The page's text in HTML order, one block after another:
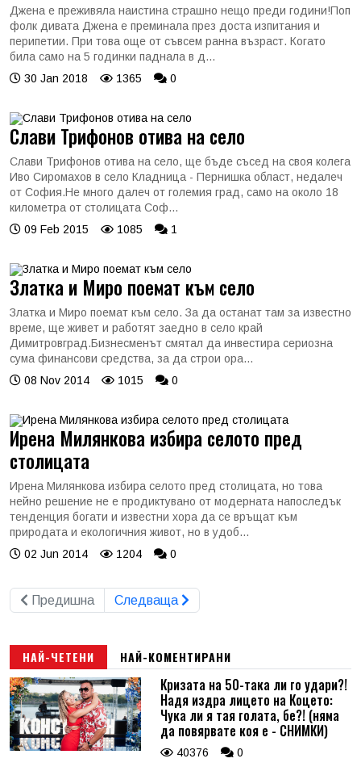
Джена е преживяла наистина страшно нещо преди години!Поп
фолк дивата Джена е преминала през доста изпитания и
перипетии. При това още от съвсем ранна възраст. Когато
била само на 5 годинки паднала в д...
30 Jan 2018
1365 0
Слави Трифонов отива на село
Слави Трифонов отива на село, ще бъде съсед на своя колега
Иво Сиромахов в село Кладница - Пернишка област, недалеч
от София.Не много далеч от големия град, само на около 18
километра от столицата Соф...
09 Feb 2015
1085 1
Златка и Миро поемат към село
Златка и Миро поемат към село. За да останат там за известно
време, ще живет и работят заедно в село край
Димитровград.Бизнесменът смятал да инвестира сериозна
сума финансови средства, за да строи ора...
08 Nov 2014
1015 0
Ирена Милянкова избира селото пред
столицата
Ирена Милянкова избира селото пред столицата, но това
нейно решение не е продиктувано от модерната напоследък
тенденция богати и известни хора да се връщат към
природата и екологичния живот, но в удоб...
02 Jun 2014
1204 0
Предишна Следваща
НАЙ-ЧЕТЕНИ НАЙ-КОМЕНТИРАНИ
Кризата на 50-така ли го удари?!
Надя издра лицето на Коцето:
Чука ли я тая голата, бе?! (няма
да повярвате коя е - СНИМКИ)
40376 0